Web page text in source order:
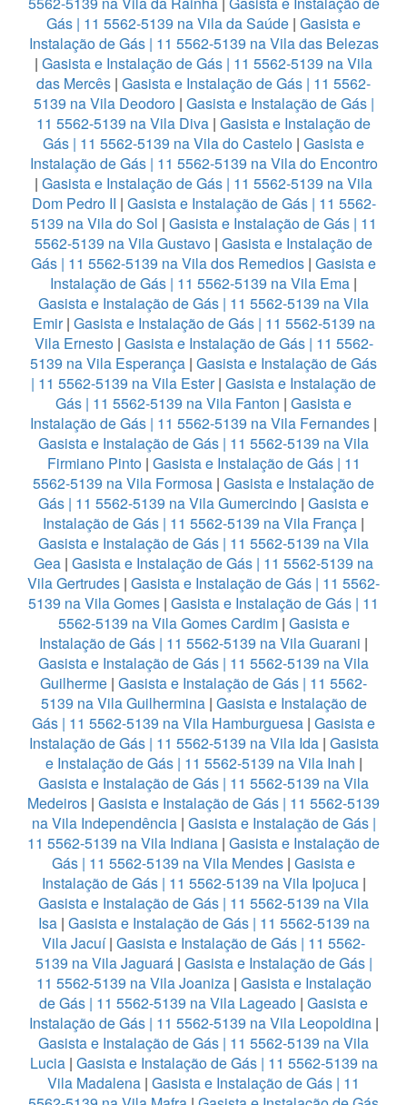
Gás | 11 5562-5139 na Vila da Saúde | Gasista e
Instalação de Gás | 11 5562-5139 na Vila das Belezas
| Gasista e Instalação de Gás | 11 5562-5139 na Vila
das Mercês | Gasista e Instalação de Gás | 11 5562-
5139 na Vila Deodoro| Gasista e Instalação de Gás |
11 5562-5139 na Vila Diva | Gasista e Instalação de
Gás | 11 5562-5139 na Vila do Castelo | Gasista e
Instalação de Gás | 11 5562-5139 na Vila do Encontro
| Gasista e Instalação de Gás | 11 5562-5139 na Vila
Dom Pedro II | Gasista e Instalação de Gás | 11 5562-
5139 na Vila do Sol | Gasista e Instalação de Gás | 11
5562-5139 na Vila Gustavo | Gasista e Instalação de
Gás | 11 5562-5139 na Vila dos Remedios | Gasista e
Instalação de Gás | 11 5562-5139 na Vila Ema |
Gasista e Instalação de Gás | 11 5562-5139 na Vila
Emir| Gasista e Instalação de Gás | 11 5562-5139 na
Vila Ernesto| Gasista e Instalação de Gás | 11 5562-
5139 na Vila Esperança | Gasista e Instalação de Gás
| 11 5562-5139 na Vila Ester| Gasista e Instalação de
Gás | 11 5562-5139 na Vila Fanton | Gasista e
Instalação de Gás | 11 5562-5139 na Vila Fernandes |
Gasista e Instalação de Gás | 11 5562-5139 na Vila
Firmiano Pinto| Gasista e Instalação de Gás | 11
5562-5139 na Vila Formosa | Gasista e Instalação de
Gás | 11 5562-5139 na Vila Gumercindo | Gasista e
Instalação de Gás | 11 5562-5139 na Vila França |
Gasista e Instalação de Gás | 11 5562-5139 na Vila
Gea | Gasista e Instalação de Gás | 11 5562-5139 na
Vila Gertrudes | Gasista e Instalação de Gás | 11 5562-
5139 na Vila Gomes | Gasista e Instalação de Gás | 11
5562-5139 na Vila Gomes Cardim| Gasista e
Instalação de Gás | 11 5562-5139 na Vila Guarani |
Gasista e Instalação de Gás | 11 5562-5139 na Vila
Guilherme | Gasista e Instalação de Gás | 11 5562-
5139 na Vila Guilhermina| Gasista e Instalação de
Gás | 11 5562-5139 na Vila Hamburguesa | Gasista e
Instalação de Gás | 11 5562-5139 na Vila Ida| Gasista
e Instalação de Gás | 11 5562-5139 na Vila Inah |
Gasista e Instalação de Gás | 11 5562-5139 na Vila
Medeiros | Gasista e Instalação de Gás | 11 5562-5139
na Vila Independência| Gasista e Instalação de Gás |
11 5562-5139 na Vila Indiana | Gasista e Instalação de
Gás | 11 5562-5139 na Vila Mendes | Gasista e
Instalação de Gás | 11 5562-5139 na Vila Ipojuca|
Gasista e Instalação de Gás | 11 5562-5139 na Vila
Isa| Gasista e Instalação de Gás | 11 5562-5139 na
Vila Jacuí| Gasista e Instalação de Gás | 11 5562-
5139 na Vila Jaguará| Gasista e Instalação de Gás |
11 5562-5139 na Vila Joaniza| Gasista e Instalação
de Gás | 11 5562-5139 na Vila Lageado | Gasista e
Instalação de Gás | 11 5562-5139 na Vila Leopoldina|
Gasista e Instalação de Gás | 11 5562-5139 na Vila
Lucia| Gasista e Instalação de Gás | 11 5562-5139 na
Vila Madalena | Gasista e Instalação de Gás | 11